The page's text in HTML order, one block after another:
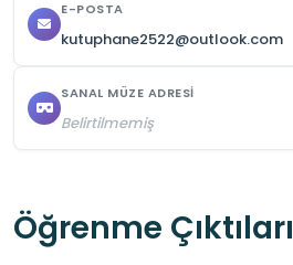
E-POSTA
kutuphane2522@outlook.com
SANAL MÜZE ADRESI
Belirtilmemiş
Öğrenme Çıktıları